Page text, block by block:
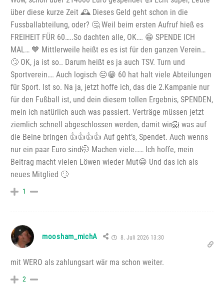
über diese kurze Zeit 🕰️ Dieses Geld geht schon in die
Fussballabteilung, oder? 🤔 Weil beim ersten Aufruf hieß es
FREIHEIT FÜR 60…..So dachten alle, OK…. 😁 SPENDE ICH
MAL… 💙 Mittlerweile heißt es es ist für den ganzen Verein…
🙄 OK, ja ist so.. Darum heißt es ja auch TSV. Turn und
Sportverein…. Auch logisch 😑😁 60 hat halt viele Abteilungen
für Sport. Ist so. Na ja, jetzt hoffe ich, das die 2.Kampanie nur
für den Fußball ist, und dein diesem tollen Ergebnis, SPENDEN,
mein ich natürlich auch was passiert. Verträge müssen jetzt
ziemlich schnell abgeschlossen werden, damit wir🦁 was auf
die Beine bringen 👍👍👍👍 Auf geht’s, Spendet. Auch wenns
nur ein paar Euro sind🤭 Machen viele…… Ich hoffe, mein
Beitrag macht vielen Löwen wieder Mut😁 Und das ich als
neues Mitglied 🙄
1
moosham_michA 8. Juli 2026 13:30
mit WERO als zahlungsart wär ma schon weiter.
2